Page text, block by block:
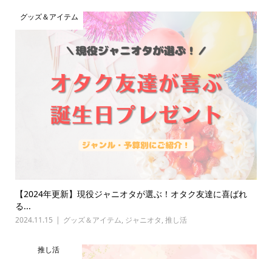
グッズ＆アイテム
【2024年更新】現役ジャニオタが選ぶ！オタク友達に喜ばれ
る...
2024.11.15 グッズ＆アイテム, ジャニオタ, 推し活
推し活